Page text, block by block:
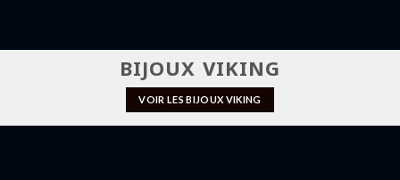
BIJOUX VIKING
VOIR LES BIJOUX VIKING